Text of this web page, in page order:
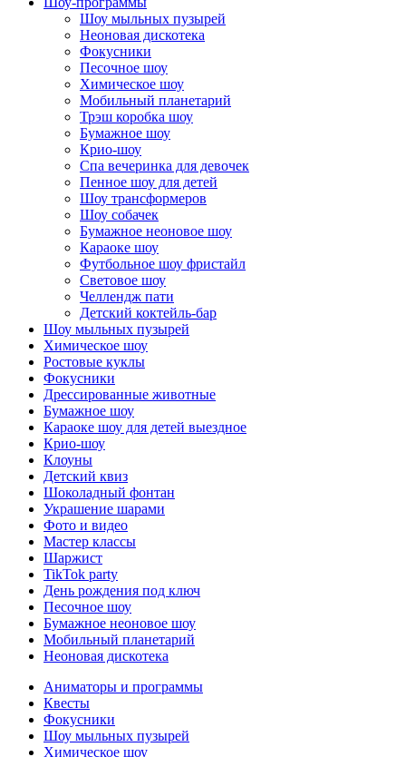
Шоу мыльных пузырей
Неоновая дискотека
Фокусники
Песочное шоу
Химическое шоу
Мобильный планетарий
Трэш коробка шоу
Бумажное шоу
Крио-шоу
Спа вечеринка для девочек
Пенное шоу для детей
Шоу трансформеров
Шоу собачек
Бумажное неоновое шоу
Караоке шоу
Футбольное шоу фристайл
Световое шоу
Челлендж пати
Детский коктейль-бар
Шоу мыльных пузырей
Химическое шоу
Ростовые куклы
Фокусники
Дрессированные животные
Бумажное шоу
Караоке шоу для детей выездное
Крио-шоу
Клоуны
Детский квиз
Шоколадный фонтан
Украшение шарами
Фото и видео
Мастер классы
Шаржист
TikTok party
День рождения под ключ
Песочное шоу
Бумажное неоновое шоу
Мобильный планетарий
Неоновая дискотека
Аниматоры и программы
Квесты
Фокусники
Шоу мыльных пузырей
Химическое шоу